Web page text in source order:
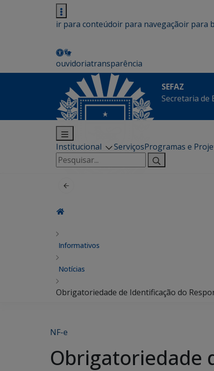
ir para conteúdoir para navegaçãoir para
ouvidoriatransparência
SEFAZ
Secretaria de
Institucional ServiçosProgramas e
Pesquisar
por:
Informativos
Notícias
Obrigatoriedade de Identificação do
NF-e
Obrigatoriedade